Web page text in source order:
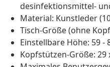
desinfektionsmittel-
Material: Kunstleder
Tisch-Größe (ohne
Einstellbare Höhe: 59 -
Kopfstützen-Größe: 29